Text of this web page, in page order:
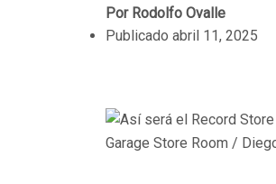
PorRodolfo Ovalle
Publicado abril 11, 2025
Garage Store Room /